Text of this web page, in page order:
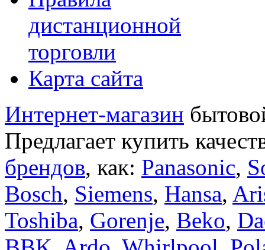
дистанционной
торговли
Карта сайта
Интернет-магазин
Предлагает купить
брендов, как: Panasonic,
Bosch, Siemens, Hansa,
Toshiba, Gorenje, Beko,